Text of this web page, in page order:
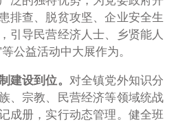
排查、脱贫攻坚、企业安全生
引导民营经济人士、乡贤能人
公益活动中大展作为。
建设到位。 对全镇党外知识分
、宗教、民营经济等领域统战
成册，实行动态管理。健全班